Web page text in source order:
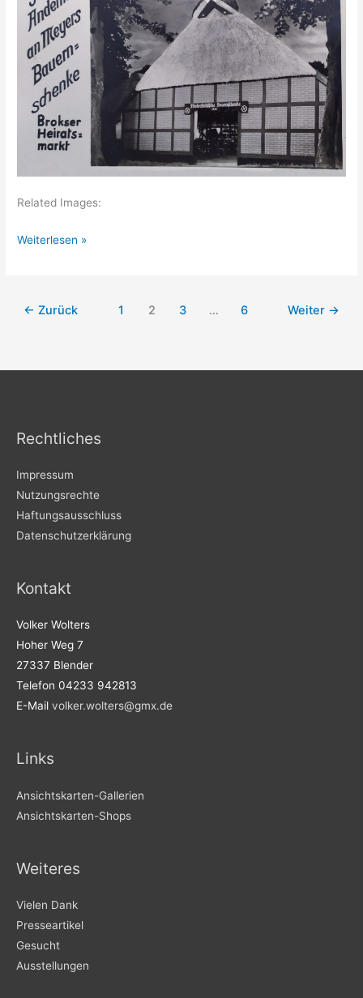
Related Images:
Brokser
Weiterlesen »
← Zurück 1 2 3 … 6 Weiter →
Rechtliches
Impressum
Nutzungsrechte
Haftungsausschluss
Datenschutzerklärung
Kontakt
Volker Wolters
Hoher Weg 7
27337 Blender
Telefon 04233 942813
E-Mail volker.wolters@gmx.de
Links
Ansichtskarten-Gallerien
Ansichtskarten-Shops
Weiteres
Vielen Dank
Presseartikel
Gesucht
Ausstellungen